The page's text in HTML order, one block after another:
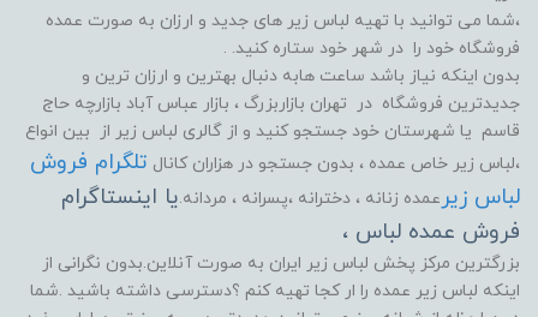
،شما می توانید با تهیه لباس زیر های جدید و ارزان به صورت عمده
فروشگاه خود را در شهر خود ستاره کنید. .
بدون اینکه نیاز باشد ساعت هابه دنبال بهترین و ارزان ترین و
جدیدترین فروشگاه در تهران بازاربزرگ ، بازار عباس آباد بازارچه حاج
قاسم یا شهرستان خود جستجو کنید و از گالری لباس زیر از بین انواع
،لباس زیر خاص عمده ، بدون جستجو در هزاران کانال تلگرام فروش
لباس زیر عمده زنانه ، دخترانه ،پسرانه ، مردانه.یا اینستاگرام
فروش عمده لباس ،
بزرگترین مرکز پخش لباس زیر ایران به صورت آنلاین.بدون نگرانی از
اینکه لباس زیر عمده را ار کجا تهیه کنم ؟دسترسی داشته باشید .شما